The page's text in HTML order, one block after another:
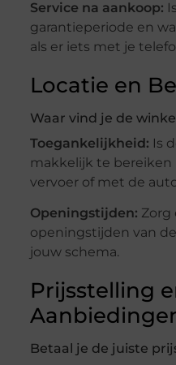
Service na aankoop:
garantieperiode en
als er iets met je
Locatie en
Waar vind je de
Toegankelijkheid: Is
makkelijk te
vervoer of met de
Openingstijden: Zorg
openingstijden van
jouw schema.
Prijsstelling
Betaal je de juiste